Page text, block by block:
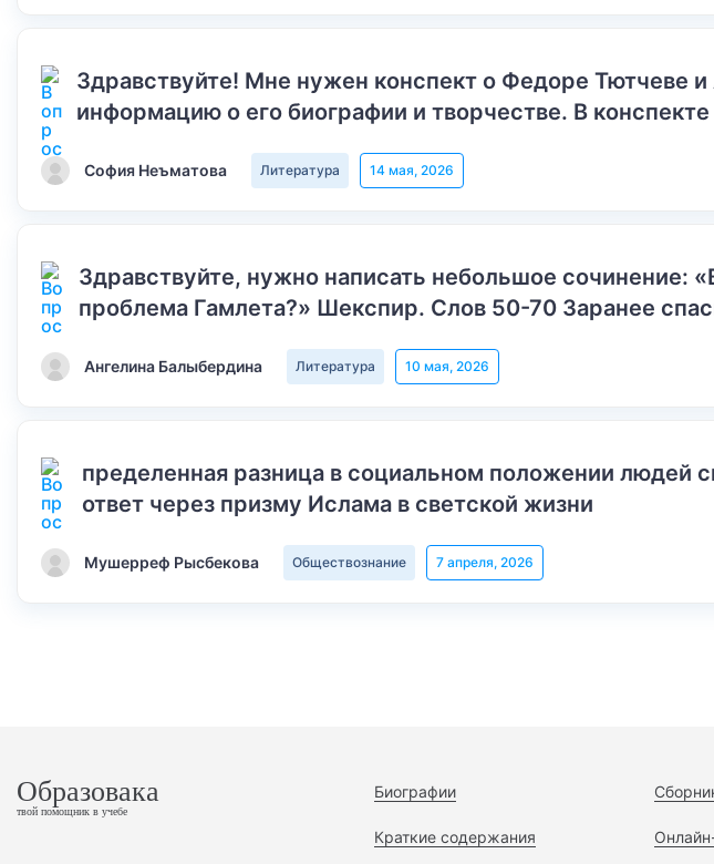
Здравствуйте! Мне нужен конспект о Федоре Тютчеве
информацию о его биографии и творчестве. В
София Неъматова Литература 14 мая, 2026
Здравствуйте, нужно написать небольшое сочинение:
проблема Гамлета?» Шекспир. Слов 50-70 Заранее
Ангелина Балыбердина Литература 10 мая, 2026
пределенная разница в социальном положении людей
ответ через призму Ислама в светской жизни
Мушерреф Рысбекова Обществознание 7 апреля, 2026
Образовака
твой помощник в учебе
Биографии
Краткие содержания